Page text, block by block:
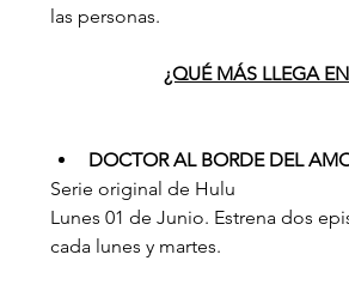
las personas.
¿QUÉ MÁS LLEGA
DOCTOR AL BORDE DEL
Serie original de Hulu
Lunes 01 de Junio. Estrena dos
cada lunes y martes.